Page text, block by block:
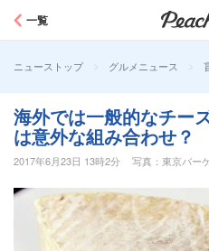
一覧
ニューストップ > グルメニュース >
海外では一般的なチー
は意外な組み合わせ？
2017年6月23日 13時2分
写真：東京バー